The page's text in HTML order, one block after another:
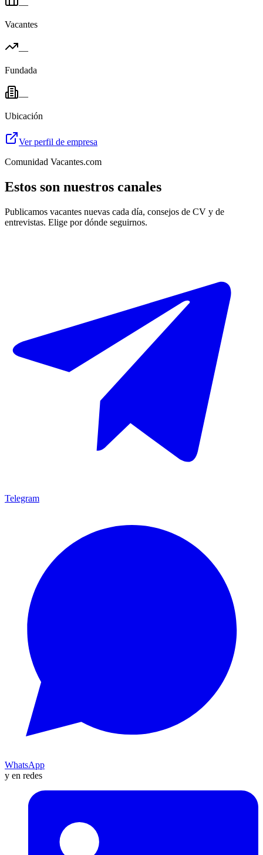
—
Vacantes
—
Fundada
—
Ubicación
Ver perfil de empresa
Comunidad Vacantes.com
Estos son nuestros canales
Publicamos vacantes nuevas cada día, consejos de CV y de
entrevistas. Elige por dónde seguirnos.
Telegram
WhatsApp
y en redes